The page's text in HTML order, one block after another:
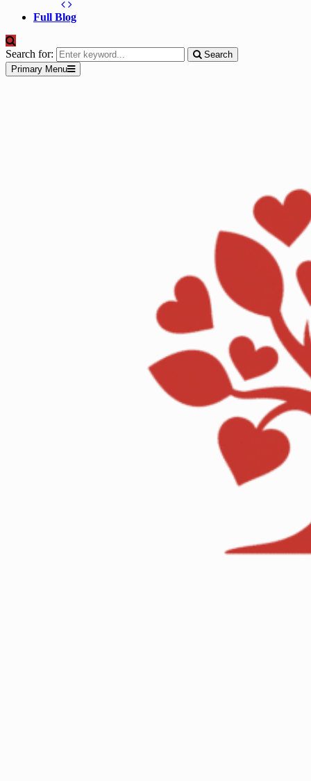
Full Blog
Search for:
Search
Primary Menu